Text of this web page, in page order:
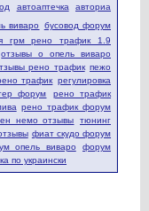
автоаптечка авториа
виваро
бусовод форум
грм рено трафик 1.9
отзывы о опель виваро
рено трафик пежо
трафик регулировка
форум
рено трафик
рено трафик форум
немо отзывы
тюнинг
фиат скудо форум
опель виваро
форум
по украински